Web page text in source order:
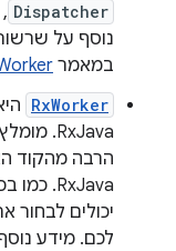
Dispatcher
נוסף על
במאמר
RxWorker
הרבה מהקוד
יכולים
לכם. מידע